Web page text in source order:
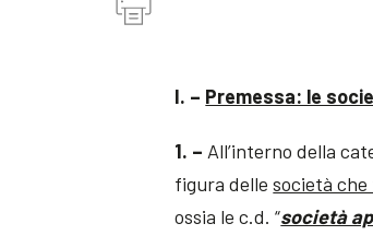
I. – Premessa: le
1. – All’interno della
figura dellesocietà
ossia le c.d. “società